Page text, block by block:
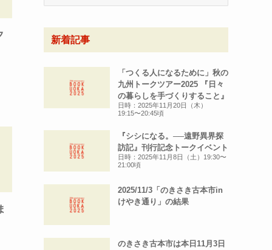
ー
イ
ブ
新着記事
「つくる人になるために」秋の
九州トークツアー2025 『日々
の暮らしを手づくりすること』
日時：2025年11月20日（木）
19:15〜20:45頃
『シシになる。──遠野異界探
訪記』刊行記念トークイベント
日時：2025年11月8日（土）19:30〜
21:00頃
2025/11/3「のきさき古本市in
けやき通り」の結果
のきさき古本市は本日11月3日